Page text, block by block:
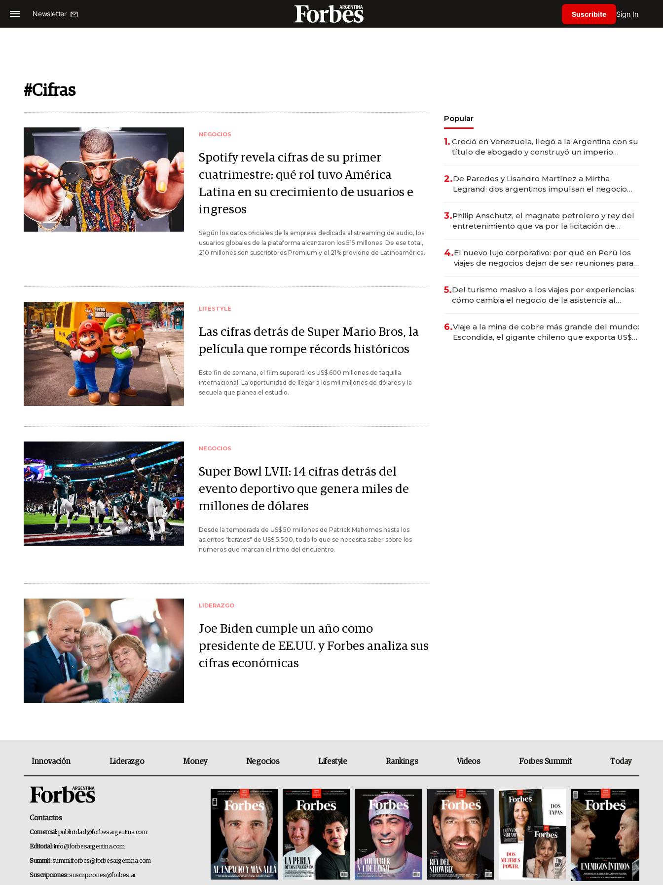
Newsletter Suscribite Sign In
#Cifras
NEGOCIOS
Spotify revela cifras de su primer
cuatrimestre: qué rol tuvo América
Latina en su crecimiento de usuarios e
ingresos
Según los datos oficiales de la empresa dedicada al streaming de audio, los
usuarios globales de la plataforma alcanzaron los 515 millones. De ese total,
210 millones son suscriptores Premium y el 21% proviene de Latinoamérica.
LIFESTYLE
Las cifras detrás de Super Mario Bros, la
película que rompe récords históricos
Este fin de semana, el film superará los US$ 600 millones de taquilla
internacional. La oportunidad de llegar a los mil millones de dólares y la
secuela que planea el estudio.
NEGOCIOS
Super Bowl LVII: 14 cifras detrás del
evento deportivo que genera miles de
millones de dólares
Desde la temporada de US$ 50 millones de Patrick Mahomes hasta los
asientos "baratos" de US$ 5.500, todo lo que se necesita saber sobre los
números que marcan el ritmo del encuentro.
LIDERAZGO
Joe Biden cumple un año como
presidente de EE.UU. y Forbes analiza sus
cifras económicas
Popular
1. Creció en Venezuela, llegó a la Argentina con su
título de abogado y construyó un imperio
2.De Paredes y Lisandro Martínez a Mirtha
Legrand: dos argentinos impulsan el negocio
3.Philip Anschutz, el magnate petrolero y rey del
entretenimiento que va por la licitación de
4.El nuevo lujo corporativo: por qué en Perú los
viajes de negocios dejan de ser reuniones para
5.Del turismo masivo a los viajes por experiencias:
cómo cambia el negocio de la asistencia al
6.Viaje a la mina de cobre más grande del mundo:
Escondida, el gigante chileno que exporta US$
Innovación Liderazgo Money Negocios Lifestyle Rankings Videos Forbes Summit Today
Contactos
Comercial:publicidad@forbesargentina.com
Editorial:info@forbesargentina.com
Summit:summitforbes@forbesargentina.com
Suscripciones:suscripciones@forbes.ar